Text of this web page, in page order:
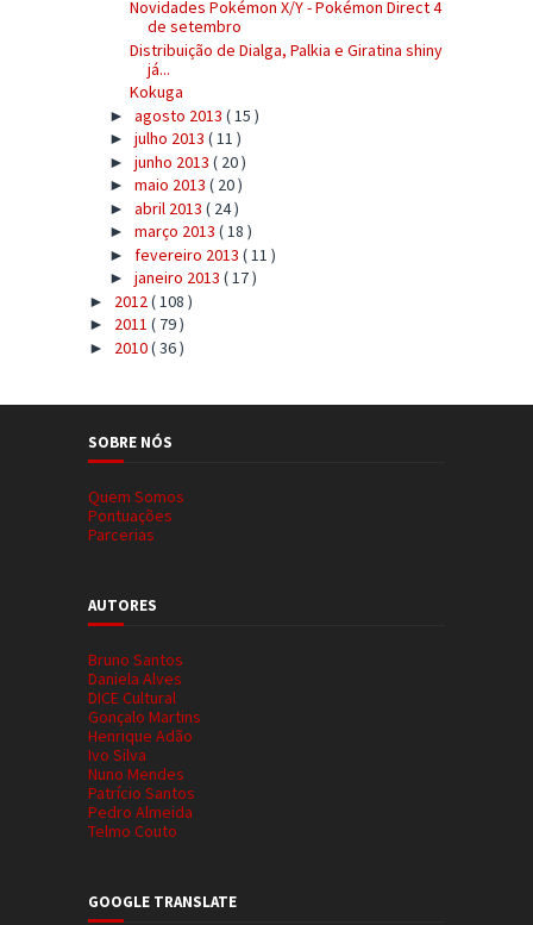
Novidades Pokémon X/Y - Pokémon Direct 4
de setembro
Distribuição de Dialga, Palkia e Giratina shiny
já...
Kokuga
► agosto 2013 ( 15 )
► julho 2013 ( 11 )
► junho 2013 ( 20 )
► maio 2013 ( 20 )
► abril 2013 ( 24 )
► março 2013 ( 18 )
► fevereiro 2013 ( 11 )
► janeiro 2013 ( 17 )
► 2012 ( 108 )
► 2011 ( 79 )
► 2010( 36 )
SOBRE NÓS
Quem Somos
Pontuações
Parcerias
AUTORES
Bruno Santos
Daniela Alves
DICE Cultural
Gonçalo Martins
Henrique Adão
Ivo Silva
Nuno Mendes
Patrício Santos
Pedro Almeida
Telmo Couto
GOOGLE TRANSLATE